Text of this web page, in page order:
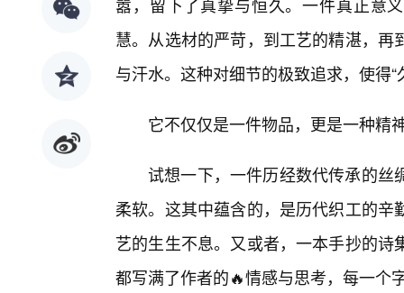
慧。从选材的严苛，到工艺的精湛，
与汗水。这种对细节的极致追求，使得
它不仅仅是一件物品，更是一种精
试想一下，一件历经数代传承的丝
柔软。这其中蕴含的，是历代织工的
艺的生生不息。又或者，一本手抄的
都写满了作者的🔥情感与思考，每一个